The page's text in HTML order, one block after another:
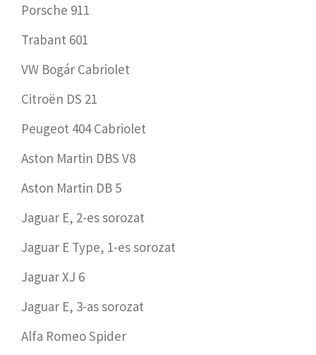
Porsche 911
Trabant 601
VW Bogár Cabriolet
Citroën DS 21
Peugeot 404 Cabriolet
Aston Martin DBS V8
Aston Martin DB 5
Jaguar E, 2-es sorozat
Jaguar E Type, 1-es sorozat
Jaguar XJ 6
Jaguar E, 3-as sorozat
Alfa Romeo Spider